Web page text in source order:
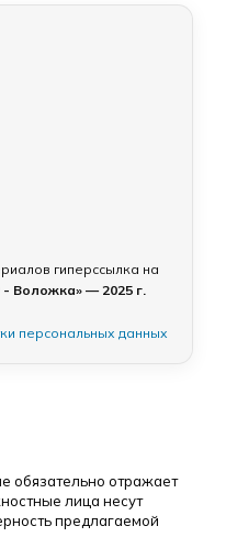
гиперссылка на
Воложка» — 2025 г.
персональных данных
обязательно отражает
лица несут
предлагаемой